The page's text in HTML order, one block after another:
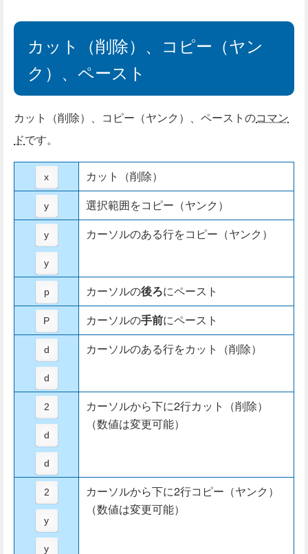
カット（削除）、コピー（ヤン
ク）、ペースト
カット（削除）、コピー（ヤンク）、ペーストのコマン
ドです。
x カット（削除）
y 選択範囲をコピー（ヤンク）
y
y
カーソルのある行をコピー（ヤンク）
p カーソルの後ろにペースト
P カーソルの手前にペースト
d
d
カーソルのある行をカット（削除）
2
d
d
カーソルから下に2行カット（削除）
（数値は変更可能）
2
y
y
カーソルから下に2行コピー（ヤンク）
（数値は変更可能）